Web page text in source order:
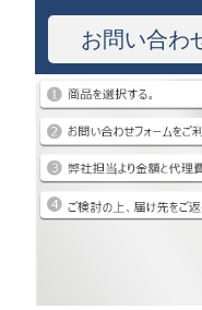
お問い合わ